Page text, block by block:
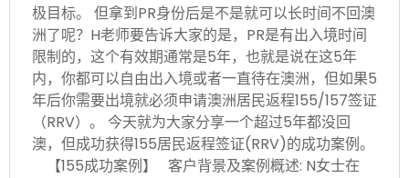
极目标。 但拿到PR身份后是不是就可以长时间不回澳
洲了呢？H老师要告诉大家的是，PR是有出入境时间
限制的，这个有效期通常是5年，也就是说在这5年
内，你都可以自由出入境或者一直待在澳洲，但如果5
年后你需要出境就必须申请澳洲居民返程155/157签证
（RRV）。 今天就为大家分享一个超过5年都没回
澳，但成功获得155居民返程签证(RRV)的成功案例。
【155成功案例】 客户背景及案例概述: N女士在